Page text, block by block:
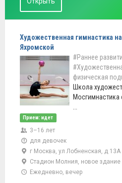
Художественная гимнастика
Яхромской
#Раннее
физическая
Школа
Мосгимнастика
Прием: идет
3–16 лет
для девочек
г Москва, ул Лобненская, д 13А
Стадион Молния, новое здание
Ежедневно, вечер